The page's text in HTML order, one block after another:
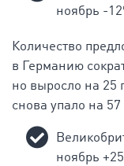
ноябрь -
Количество
в Германию
но выросло на 25
снова упало на
ноябрь